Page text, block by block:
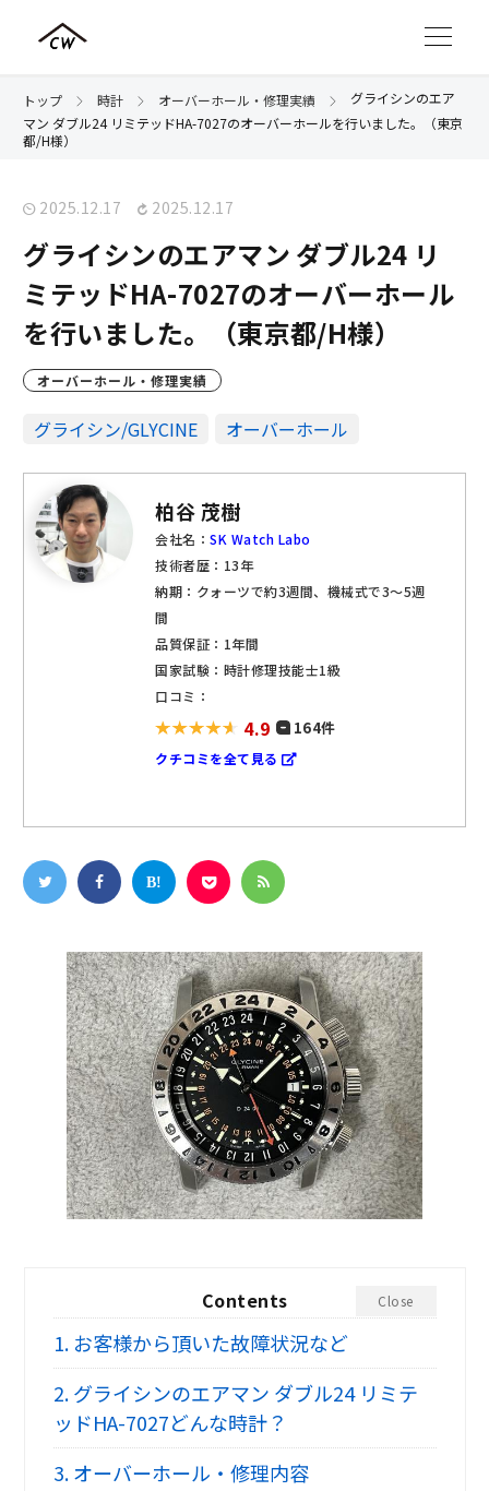
トップ 時計 オーバーホール・修理実績
グライシンのエア
マン ダブル24 リミテッドHA-7027のオーバーホールを行いました。（東京
都/H様）
2025.12.17 2025.12.17
グライシンのエアマン ダブル24 リ
ミテッドHA-7027のオーバーホール
を行いました。（東京都/H様）
オーバーホール・修理実績
グライシン/GLYCINE オーバーホール
柏谷 茂樹
会社名：SK Watch Labo
技術者歴：13年
納期：クォーツで約3週間、機械式で3～5週
間
品質保証：1年間
国家試験：時計修理技能士1級
口コミ：
4.9 164件
クチコミを全て見る
Contents Close
1.お客様から頂いた故障状況など
2.グライシンのエアマン ダブル24 リミテ
ッドHA-7027どんな時計？
3.オーバーホール・修理内容